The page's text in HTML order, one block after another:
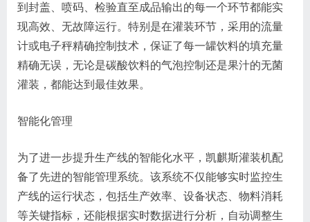
到封盖、喷码、检验直至成品输出的每一个环节都能实
现高效、无故障运行。特别是在灌装环节，采用的流量
计或电子秤精确控制技术，保证了每一罐饮料的填充量
精确无误，无论是碳酸饮料的气泡控制还是果汁的无菌
灌装，都能达到最佳效果。
智能化管理
为了进一步提升生产线的智能化水平，凯麒斯灌装机配
备了先进的智能管理系统。该系统不仅能够实时监控生
产线的运行状态，包括生产效率、设备状态、物料消耗
等关键指标，还能根据实时数据进行分析，自动调整生